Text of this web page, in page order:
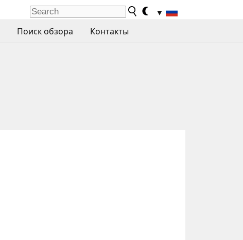
▼
Поиск обзора Контакты